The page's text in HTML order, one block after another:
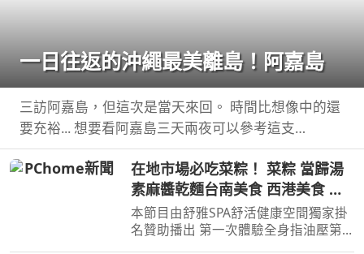
一日往返的沖繩最美離島！阿嘉島
三訪阿嘉島，但這次是當天來回。 時間比想像中的還
要充裕... 想要看阿嘉島三天兩夜可以參考這支
https://youtu.be/ ...
在地市場必吃菜粽！ 菜粽 當歸湯
素麻醬乾麵台南美食 西港美食 街
頭小吃 美食 美食推薦 旅遊 fyp
food taiwanfood streetfood
本節目由舒雅SPA舒活健康空間獨家掛
名贊助播出 第一次體驗全身指油壓第